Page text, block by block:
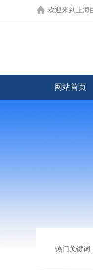
欢迎来到 上
网站首页
热门关键词